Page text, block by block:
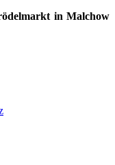
in Malchow